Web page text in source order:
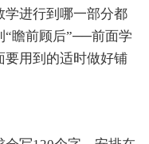
学进行到哪一部分都
“瞻前顾后”──前面学
要用到的适时做好铺